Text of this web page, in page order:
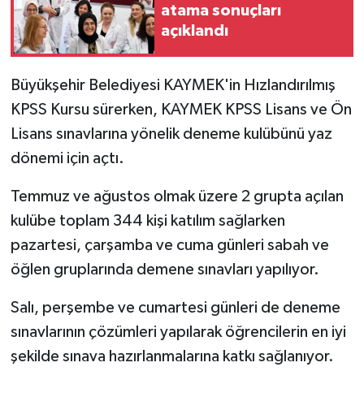
atama sonuçları
açıklandı
Büyükşehir Belediyesi KAYMEK'in Hızlandırılmış
KPSS Kursu sürerken, KAYMEK KPSS Lisans ve Ön
Lisans sınavlarına yönelik deneme kulübünü yaz
dönemi için açtı.
Temmuz ve ağustos olmak üzere 2 grupta açılan
kulübe toplam 344 kişi katılım sağlarken
pazartesi, çarşamba ve cuma günleri sabah ve
öğlen gruplarında demene sınavları yapılıyor.
Salı, perşembe ve cumartesi günleri de deneme
sınavlarının çözümleri yapılarak öğrencilerin en iyi
şekilde sınava hazırlanmalarına katkı sağlanıyor.